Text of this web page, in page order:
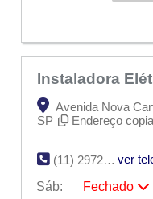
Instaladora
Avenida Nova
SP
Endereço
(11) 2972-4364
ver
Sáb:
Fechado